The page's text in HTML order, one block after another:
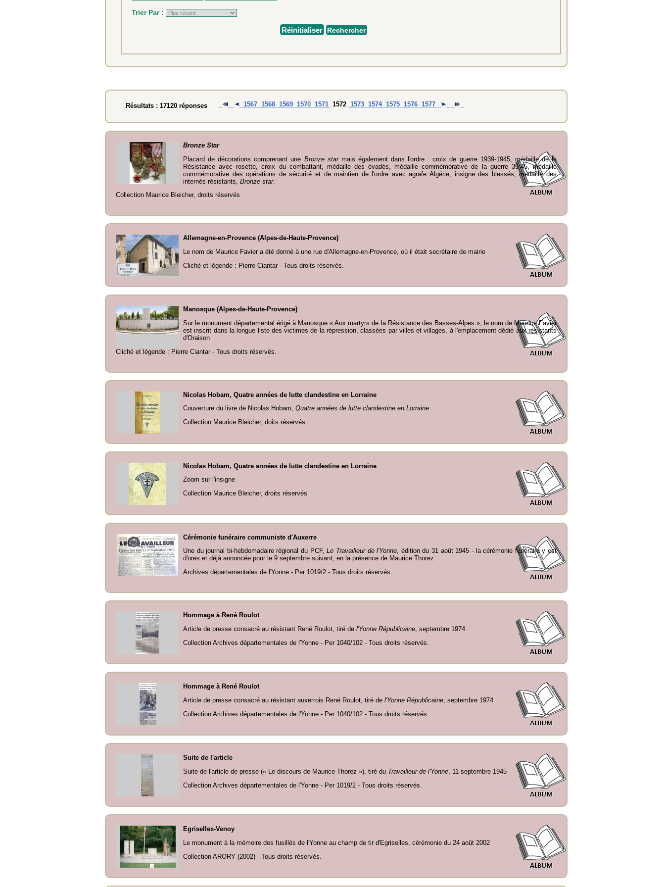
Trier Par :
Réinitialiser Rechercher
1567 1568 1569 1570 1571 1572 1573 1574 1575 1576 1577
Résultats : 17120 réponses
Bronze Star
Placard de décorations comprenant une Bronze star mais également dans l'ordre : croix de guerre 1939-1945, médaille de la
Résistance avec rosette, croix du combattant, médaille des évadés, médaille commémorative de la guerre 39-45, médaille
commémorative des opérations de sécurité et de maintien de l'ordre avec agrafe Algérie, insigne des blessés, médaille des
internés résistants, Bronze star.
Collection Maurice Bleicher, droits réservés
Allemagne-en-Provence (Alpes-de-Haute-Provence)
Le nom de Maurice Favier a été donné à une rue d'Allemagne-en-Provence, où il était secrétaire de mairie
Cliché et légende : Pierre Ciantar - Tous droits réservés.
Manosque (Alpes-de-Haute-Provence)
Sur le monument départemental érigé à Manosque « Aux martyrs de la Résistance des Basses-Alpes », le nom de Maurice Favier
est inscrit dans la longue liste des victimes de la répression, classées par villes et villages, à l'emplacement dédié aux résistants
d'Oraison
Cliché et légende : Pierre Ciantar - Tous droits réservés.
Nicolas Hobam, Quatre années de lutte clandestine en Lorraine
Couverture du livre de Nicolas Hobam, Quatre années de lutte clandestine en Lorraine
Collection Maurice Bleicher, doits réservés
Nicolas Hobam, Quatre années de lutte clandestine en Lorraine
Zoom sur l'insigne
Collection Maurice Bleicher, droits réservés
Cérémonie funéraire communiste d'Auxerre
Une du journal bi-hebdomadaire régional du PCF,Le Travailleur de l'Yonne, édition du 31 août 1945 - la cérémonie funéraire y est
d'ores et déjà annoncée pour le 9 septembre suivant, en la présence de Maurice Thorez
Archives départementales de l'Yonne - Per 1019/2 - Tous droits réservés.
Hommage à René Roulot
Article de presse consacré au résistant René Roulot, tiré de l'Yonne Républicaine , septembre 1974
Collection Archives départementales de l'Yonne - Per 1040/102 - Tous droits réservés.
Hommage à René Roulot
Article de presse consacré au résistant auxerrois René Roulot, tiré de l'Yonne Républicaine , septembre 1974
Collection Archives départementales de l'Yonne - Per 1040/102 - Tous droits réservés.
Suite de l'article
Suite de l'article de presse (« Le discours de Maurice Thorez »), tiré du Travailleur de l'Yonne , 11 septembre 1945
Collection Archives départementales de l'Yonne - Per 1019/2 - Tous droits réservés.
Egriselles-Venoy
Le monument à la mémoire des fusillés de l'Yonne au champ de tir d'Egriselles, cérémonie du 24 août 2002
Collection ARORY (2002) - Tous droits réservés.